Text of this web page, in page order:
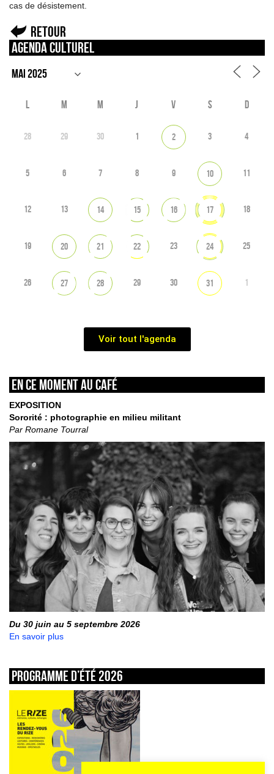
cas de désistement.
Retour
Agenda culturel
L M M J V S D
28 29 30 1 2 3 4
5 6 7 8 9 10 11
12 13 14 15 16 17 18
19 20 21 22 23 24 25
26 27 28 29 30 31 1
Voir tout l'agenda
En ce moment au café
EXPOSITION
Sororité : photographie en milieu militant
Par Romane Tourral
Du 30 juin au 5 septembre 2026
En savoir plus
Programme d’été 2026